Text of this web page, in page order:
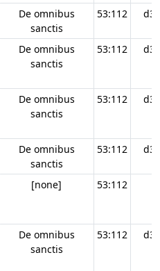
De omnibus
sanctis
53:112 d34
De omnibus
sanctis
53:112 d34
De omnibus
sanctis
53:112 d34
De omnibus
sanctis
53:112 d34
[none] 53:112
De omnibus
sanctis
53:112 d34